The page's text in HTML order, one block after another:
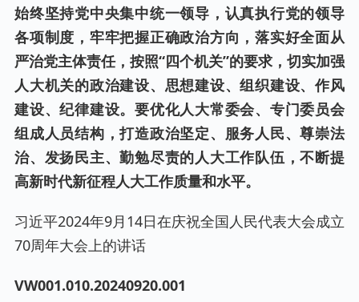
始终坚持党中央集中统一领导，认真执行党的领导
各项制度，牢牢把握正确政治方向，落实好全面从
严治党主体责任，按照“四个机关”的要求，切实加强
人大机关的政治建设、思想建设、组织建设、作风
建设、纪律建设。要优化人大常委会、专门委员会
组成人员结构，打造政治坚定、服务人民、尊崇法
治、发扬民主、勤勉尽责的人大工作队伍，不断提
高新时代新征程人大工作质量和水平。
习近平2024年9月14日在庆祝全国人民代表大会成立
70周年大会上的讲话
VW001.010.20240920.001